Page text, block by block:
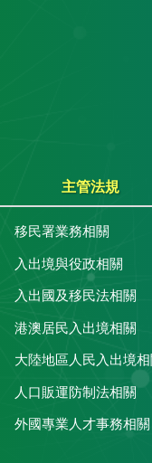
主管法規
移民署業務相關
入出境與役政相關
入出國及移民法相關
港澳居民入出境相關
大陸地區人民入出境相
人口販運防制法相關
外國專業人才事務相關